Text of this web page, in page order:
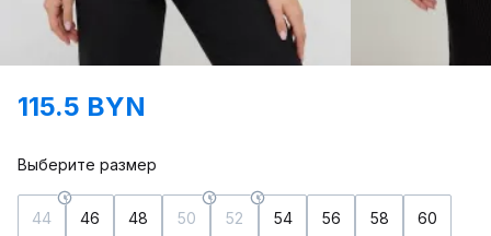
115.5 BYN
Выберите размер
44 46 48 50 52 54 56 58 60